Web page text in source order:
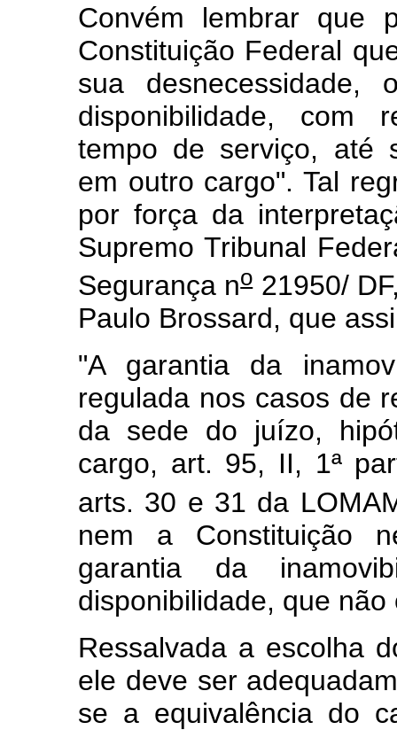
Convém lembrar
Constituição Federal
sua
disponibilidade, com
tempo de serviço, até
em outro cargo". Tal
por força da
Supremo Tribunal
Segurança no21950/
Paulo Brossard, que
"A garantia da
regulada nos casos de
da sede do juízo,
cargo, art. 95, II, 1ª
arts. 30 e 31 da
nem a Constituição
garantia da
disponibilidade, que não
Ressalvada a escolha
ele deve ser
se a equivalência do